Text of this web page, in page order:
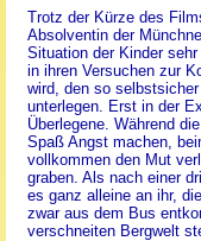
Trotz der Kürze des
Absolventin der
Situation der Kinder
in ihren Versuchen zur
wird, den so
unterlegen. Erst in der
Überlegene. Während
Spaß Angst machen,
vollkommen den Mut
graben. Als nach einer
es ganz alleine an ihr,
zwar aus dem Bus
verschneiten Bergwelt